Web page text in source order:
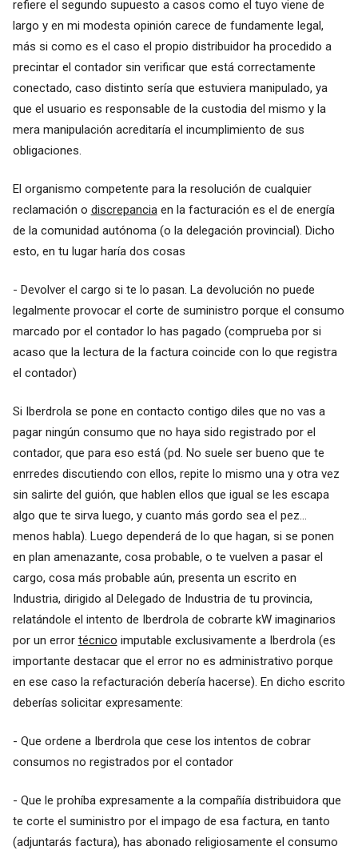
refiere el segundo supuesto a casos como el tuyo viene de
largo y en mi modesta opinión carece de fundamente legal,
más si como es el caso el propio distribuidor ha procedido a
precintar el contador sin verificar que está correctamente
conectado, caso distinto sería que estuviera manipulado, ya
que el usuario es responsable de la custodia del mismo y la
mera manipulación acreditaría el incumplimiento de sus
obligaciones.
El organismo competente para la resolución de cualquier
reclamación o discrepanciaen la facturación es el de energía
de la comunidad autónoma (o la delegación provincial). Dicho
esto, en tu lugar haría dos cosas
- Devolver el cargo si te lo pasan. La devolución no puede
legalmente provocar el corte de suministro porque el consumo
marcado por el contador lo has pagado (comprueba por si
acaso que la lectura de la factura coincide con lo que registra
el contador)
Si Iberdrola se pone en contacto contigo diles que no vas a
pagar ningún consumo que no haya sido registrado por el
contador, que para eso está (pd. No suele ser bueno que te
enrredes discutiendo con ellos, repite lo mismo una y otra vez
sin salirte del guión, que hablen ellos que igual se les escapa
algo que te sirva luego, y cuanto más gordo sea el pez...
menos habla). Luego dependerá de lo que hagan, si se ponen
en plan amenazante, cosa probable, o te vuelven a pasar el
cargo, cosa más probable aún, presenta un escrito en
Industria, dirigido al Delegado de Industria de tu provincia,
relatándole el intento de Iberdrola de cobrarte kW imaginarios
por un error técnico imputable exclusivamente a Iberdrola (es
importante destacar que el error no es administrativo porque
en ese caso la refacturación debería hacerse). En dicho escrito
deberías solicitar expresamente:
- Que ordene a Iberdrola que cese los intentos de cobrar
consumos no registrados por el contador
- Que le prohíba expresamente a la compañía distribuidora que
te corte el suministro por el impago de esa factura, en tanto
(adjuntarás factura), has abonado religiosamente el consumo